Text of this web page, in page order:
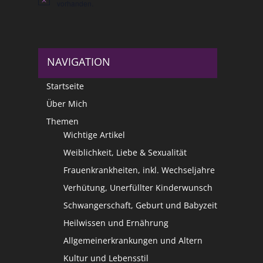
Hinweis
NAVIGATION
Startseite
Über Mich
Themen
Wichtige Artikel
Weiblichkeit, Liebe & Sexualität
Frauenkrankheiten, inkl. Wechseljahre
Verhütung, Unerfüllter Kinderwunsch
Schwangerschaft, Geburt und Babyzeit
Heilwissen und Ernährung
Allgemeinerkrankungen und Altern
Kultur und Lebensstil